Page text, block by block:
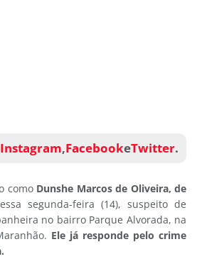
Instagram,FacebookeTwitter.
como Dunshe Marcos de Oliveira, de
segunda-feira (14), suspeito de
no bairro Parque Alvorada, na
Ele já responde pelo crime